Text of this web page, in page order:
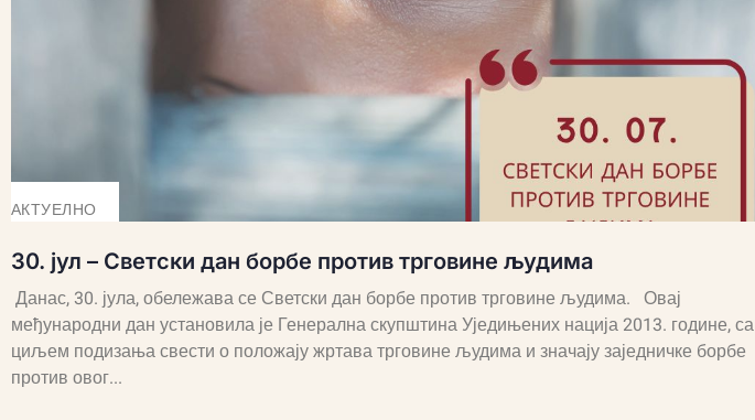
АКТУЕЛНО
30. јул – Светски дан борбе против трговине људима
Данас, 30. јула, обележава се Светски дан борбе против трговине људима. Овај
међународни дан установила је Генерална скупштина Уједињених нација 2013. године, са
циљем подизања свести о положају жртава трговине људима и значају заједничке борбе
против овог...